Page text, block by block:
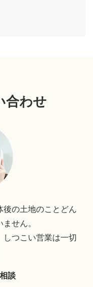
合わせ
の土地のことどん
せん。
つこい営業は一切
談